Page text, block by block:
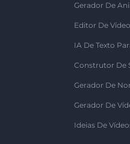
Gerador De
Editor De
IA De Texto
Construtor De
Gerador De
Gerador De
Ideias De